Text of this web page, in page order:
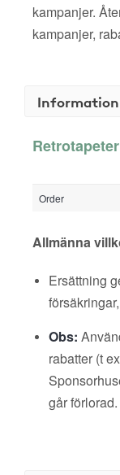
kampanjer.
kampanjer,
Information
Order
Allmänna
Ersättning
Obs:
rabatter (t
går förlorad.